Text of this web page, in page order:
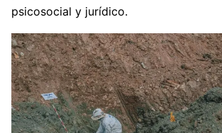
psicosocial y jurídico.